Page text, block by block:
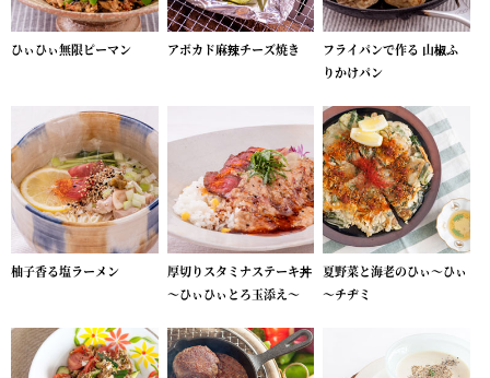
ひぃひぃ無限ピーマン アボカド麻辣チーズ焼き
フライパンで作る 山椒ふ
りかけパン
柚子香る塩ラーメン
厚切りスタミナステーキ丼
～ひぃひぃとろ玉添え～
夏野菜と海老のひぃ～ひぃ
～チヂミ